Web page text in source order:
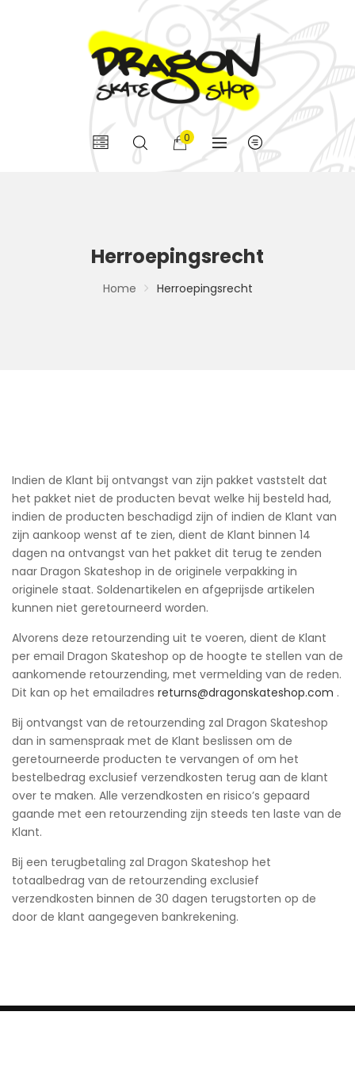
0
Herroepingsrecht
Home Herroepingsrecht
Indien de Klant bij ontvangst van zijn pakket vaststelt dat
het pakket niet de producten bevat welke hij besteld had,
indien de producten beschadigd zijn of indien de Klant van
zijn aankoop wenst af te zien, dient de Klant binnen 14
dagen na ontvangst van het pakket dit terug te zenden
naar Dragon Skateshop in de originele verpakking in
originele staat. Soldenartikelen en afgeprijsde artikelen
kunnen niet geretourneerd worden.
Alvorens deze retourzending uit te voeren, dient de Klant
per email Dragon Skateshop op de hoogte te stellen van de
aankomende retourzending, met vermelding van de reden.
Dit kan op het emailadres returns@dragonskateshop.com .
Bij ontvangst van de retourzending zal Dragon Skateshop
dan in samenspraak met de Klant beslissen om de
geretourneerde producten te vervangen of om het
bestelbedrag exclusief verzendkosten terug aan de klant
over te maken. Alle verzendkosten en risico’s gepaard
gaande met een retourzending zijn steeds ten laste van de
Klant.
Bij een terugbetaling zal Dragon Skateshop het
totaalbedrag van de retourzending exclusief
verzendkosten binnen de 30 dagen terugstorten op de
door de klant aangegeven bankrekening.